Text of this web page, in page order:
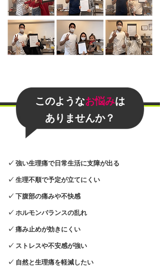
このようなお悩みは
​ありませんか？
✓ 強い生理痛で日常生活に支障が出る
✓ 生理不順で予定が立てにくい
✓ 下腹部の痛みや不快感
✓ ホルモンバランスの乱れ
✓ 痛み止めが効きにくい
✓ ストレスや不安感が強い
✓ 自然と生理痛を軽減したい